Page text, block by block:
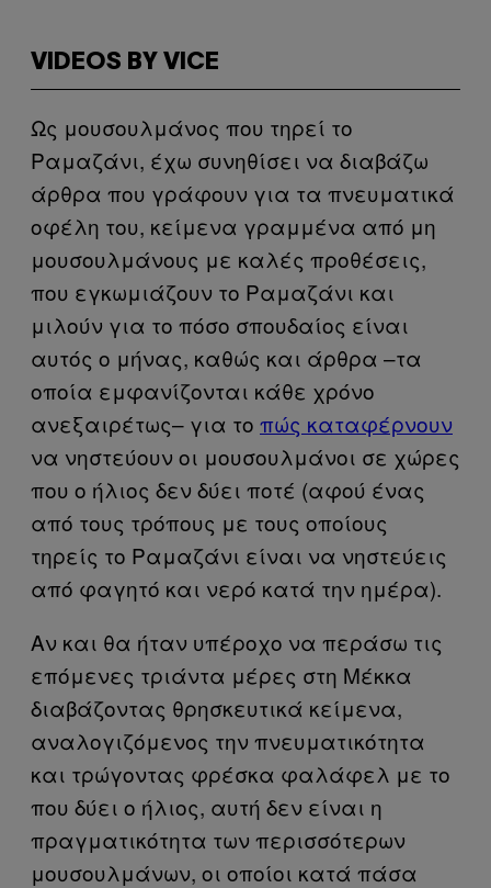
VIDEOS BY VICE
Ως μουσουλμάνος που τηρεί το
Ραμαζάνι, έχω συνηθίσει να διαβάζω
άρθρα που γράφουν για τα πνευματικά
οφέλη του, κείμενα γραμμένα από μη
μουσουλμάνους με καλές προθέσεις,
που εγκωμιάζουν το Ραμαζάνι και
μιλούν για το πόσο σπουδαίος είναι
αυτός ο μήνας, καθώς και άρθρα –τα
οποία εμφανίζονται κάθε χρόνο
ανεξαιρέτως– για το πώς καταφέρνουν
να νηστεύουν οι μουσουλμάνοι σε χώρες
που ο ήλιος δεν δύει ποτέ (αφού ένας
από τους τρόπους με τους οποίους
τηρείς το Ραμαζάνι είναι να νηστεύεις
από φαγητό και νερό κατά την ημέρα).
Αν και θα ήταν υπέροχο να περάσω τις
επόμενες τριάντα μέρες στη Μέκκα
διαβάζοντας θρησκευτικά κείμενα,
αναλογιζόμενος την πνευματικότητα
και τρώγοντας φρέσκα φαλάφελ με το
που δύει ο ήλιος, αυτή δεν είναι η
πραγματικότητα των περισσότερων
μουσουλμάνων, οι οποίοι κατά πάσα